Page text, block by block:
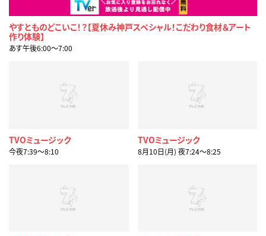
やすとものどこいこ！？【夏休み神戸スペシャル！こだわり食材＆アート
作り体験】
あす午後6:00〜7:00
TVOミュージック
今夜7:39〜8:10
TVOミュージック
8月10日(月) 夜7:24〜8:25